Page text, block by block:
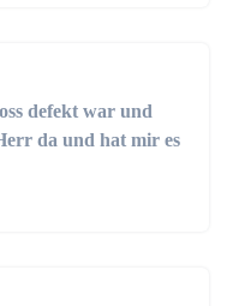
defekt war und
da und hat mir es